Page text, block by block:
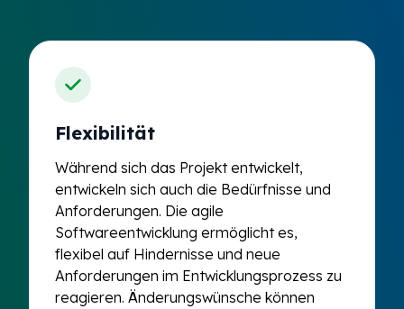
Flexibilität
Während sich das Projekt entwickelt,
entwickeln sich auch die Bedürfnisse und
Anforderungen. Die agile
Softwareentwicklung ermöglicht es,
flexibel auf Hindernisse und neue
Anforderungen im Entwicklungsprozess zu
reagieren. Änderungswünsche können